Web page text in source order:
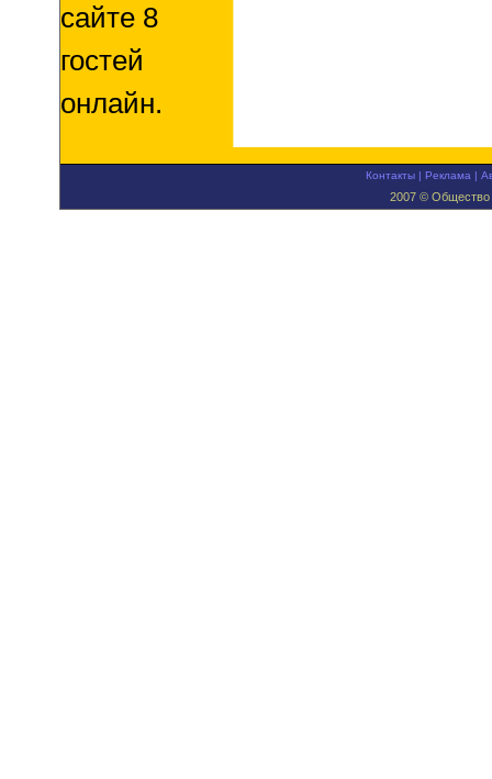
сайте 8
гостей
онлайн.
Контакты |Реклама |
2007 © Общество